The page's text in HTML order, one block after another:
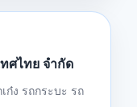
ศไทย จำกัด
ก๋ง รถกระบะ รถ